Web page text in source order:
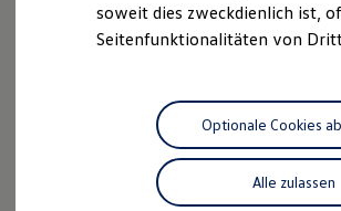
Driving Experience
Volkswagen entdecken
Lifestyle Shop
T-Roc Kollektion
Golf Kollektion
ID. Kollektion
Volkswagen Kollektion
R-Kollektion
Wie
Ihnen
soweit dies zweckdienlich ist,
Seitenfunktionalitäten von
Alle zulassen
Optionale Cookies